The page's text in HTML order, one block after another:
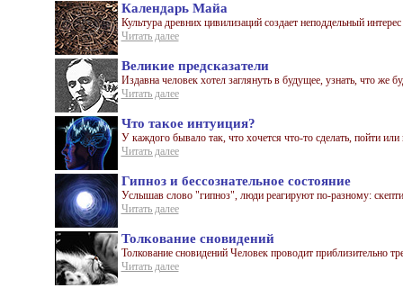
Календарь Майа
Культура древних цивилизаций создает неподдельный
Читать далее
Великие предсказатели
Издавна человек хотел заглянуть в будущее, узнать, что же
Читать далее
Что такое интуиция?
У каждого бывало так, что хочется что-то сделать, пойти
Читать далее
Гипноз и бессознательное состояние
Услышав слово "гипноз", люди реагируют по-разному:
Читать далее
Толкование сновидений
Толкование сновидений Человек проводит приблизительно
Читать далее